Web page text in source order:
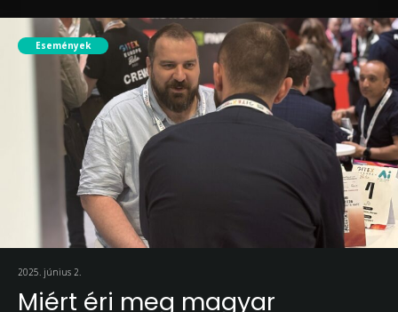
Események
2025. június 2.
Miért éri meg magyar